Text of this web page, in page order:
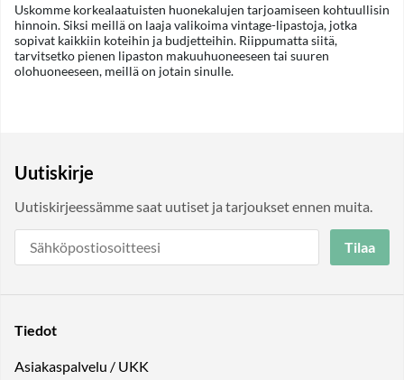
Uskomme korkealaatuisten huonekalujen tarjoamiseen kohtuullisin
hinnoin. Siksi meillä on laaja valikoima vintage-lipastoja, jotka
sopivat kaikkiin koteihin ja budjetteihin. Riippumatta siitä,
tarvitsetko pienen lipaston makuuhuoneeseen tai suuren
olohuoneeseen, meillä on jotain sinulle.
Uutiskirje
Uutiskirjeessämme saat uutiset ja tarjoukset ennen muita.
Tilaa
Tiedot
Asiakaspalvelu / UKK